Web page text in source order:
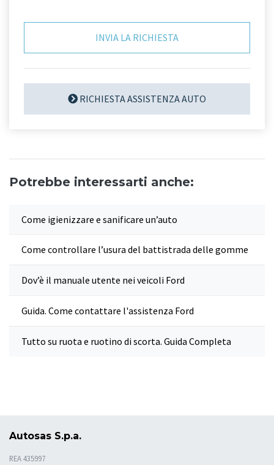
RICHIESTA ASSISTENZA AUTO
Potrebbe interessarti anche:
Come igienizzare e sanificare un’auto
Come controllare l’usura del battistrada delle gomme
Dov’è il manuale utente nei veicoli Ford
Guida. Come contattare l'assistenza Ford
Tutto su ruota e ruotino di scorta. Guida Completa
Autosas S.p.a.
REA 435997